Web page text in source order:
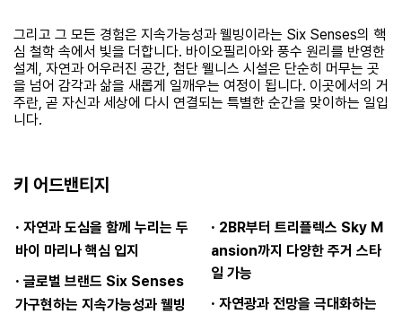
그리고 그 모든 경험은 지속가능성과 웰빙이라는 Six Senses의 핵
심 철학 속에서 빛을 더합니다. 바이오필리아와 풍수 원리를 반영한
설계, 자연과 어우러진 공간, 첨단 웰니스 시설은 단순히 머무는 곳
을 넘어 감각과 삶을 새롭게 일깨우는 여정이 됩니다. 이곳에서의 거
주란, 곧 자신과 세상에 다시 연결되는 특별한 순간을 맞이하는 일입
니다.
키 어드밴티지
· 자연과 도심을 함께 누리는 두
바이 마리나 핵심 입지
· 글로벌 브랜드 Six Senses
가구현하는 지속가능성과 웰빙
· 2BR부터 트리플렉스 Sky M
ansion까지 다양한 주거 스타
일 가능
· 자연광과 전망을 극대화하는